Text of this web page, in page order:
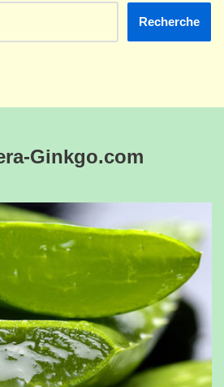
Recherche
Ginkgo.com